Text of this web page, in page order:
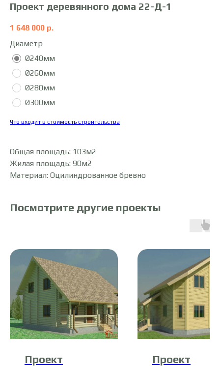
Проект деревянного дома 22-Д-1
1 648 000 р.
Диаметр
Ø240мм
Ø260мм
Ø280мм
Ø300мм
Что входит в стоимость строительства
Общая площадь: 103м2
Жилая площадь: 90м2
Материал: Оцилиндрованное бревно
Посмотрите другие проекты
Проект
Проект